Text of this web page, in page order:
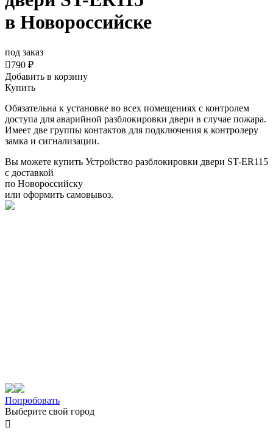
в Новороссийске
под заказ
790 ₽
Добавить в корзину
Купить
Обязательна к установке во всех помещениях с контролем
доступа для аварийной разблокировки двери в случае пожара.
Имеет две группы контактов для подключения к контролеру
замка и сигнализации.
Вы можете купить Устройство разблокировки двери ST-ER115
с доставкой
по Новороссийску
или оформить самовывоз.
Попробовать
Выберите свой город
